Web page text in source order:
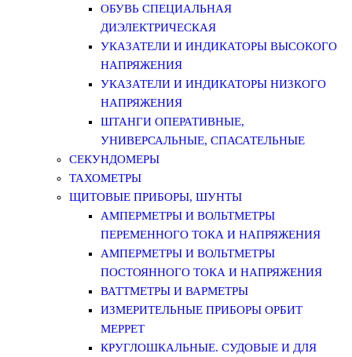
ОБУВЬ СПЕЦИАЛЬНАЯ
ДИЭЛЕКТРИЧЕСКАЯ
УКАЗАТЕЛИ И ИНДИКАТОРЫ ВЫСОКОГО
НАПРЯЖЕНИЯ
УКАЗАТЕЛИ И ИНДИКАТОРЫ НИЗКОГО
НАПРЯЖЕНИЯ
ШТАНГИ ОПЕРАТИВНЫЕ,
УНИВЕРСАЛЬНЫЕ, СПАСАТЕЛЬНЫЕ
СЕКУНДОМЕРЫ
ТАХОМЕТРЫ
ЩИТОВЫЕ ПРИБОРЫ, ШУНТЫ
АМПЕРМЕТРЫ И ВОЛЬТМЕТРЫ
ПЕРЕМЕННОГО ТОКА И НАПРЯЖЕНИЯ
АМПЕРМЕТРЫ И ВОЛЬТМЕТРЫ
ПОСТОЯННОГО ТОКА И НАПРЯЖЕНИЯ
ВАТТМЕТРЫ И ВАРМЕТРЫ
ИЗМЕРИТЕЛЬНЫЕ ПРИБОРЫ ОРБИТ
МЕРРЕТ
КРУГЛОШКАЛЬНЫЕ. СУДОВЫЕ И ДЛЯ